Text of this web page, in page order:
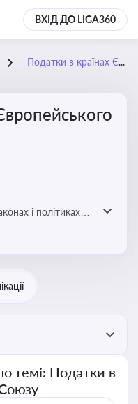
ВХІД ДО LIGA360
Податки в країнах Європейського Союзу
і політиках
на бізнес-
темі: Податки в